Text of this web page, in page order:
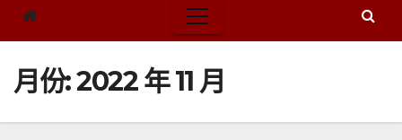
月份:2022 年 11 月